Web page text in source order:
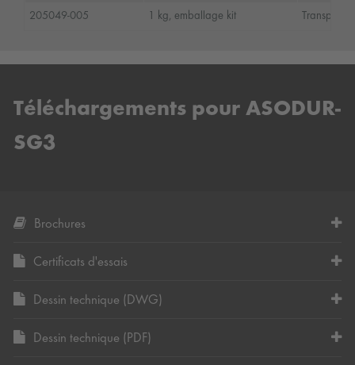
205049-005 1 kg, emballage kit Transparent
Téléchargements pour ASODUR-
SG3
Brochures
Certificats d'essais
Dessin technique (DWG)
Dessin technique (PDF)